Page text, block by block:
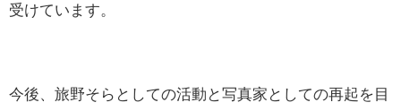
受けています。
今後、旅野そらとしての活動と写真家としての再起を目